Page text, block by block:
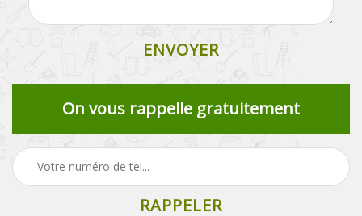
On vous rappelle gratuitement